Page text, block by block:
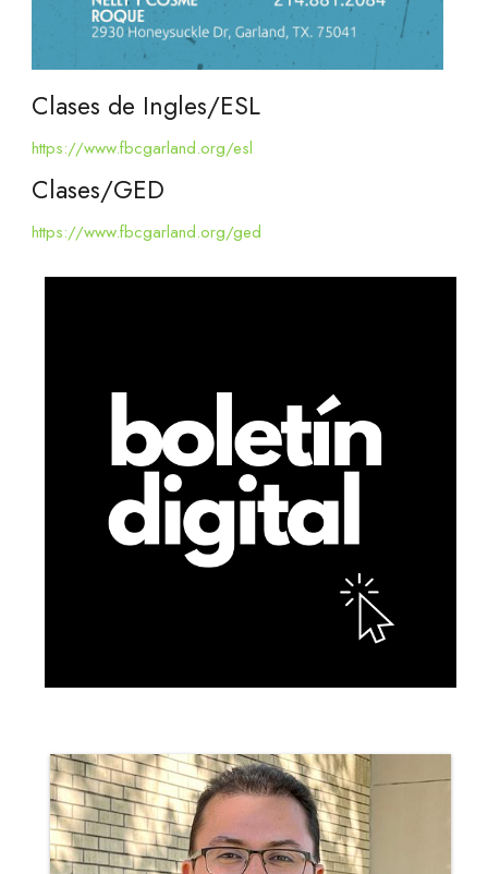
Clases de Ingles/ESL
https://www.fbcgarland.org/esl
Clases/GED
https://www.fbcgarland.org/ged